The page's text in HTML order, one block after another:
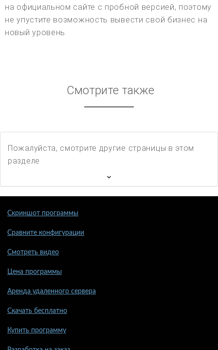
на официальном сайте с пробной версией, поэтому
не упустите возможность вывести свой бизнес на
новый уровень.
Смотрите также
Пожалуйста, смотрите другие страницы в этом
разделе
Скриншот программы
Сравните конфигурации
Смотреть видео
Цена программы
Аренда удаленного сервера
Скачать бесплатно
Купить программу